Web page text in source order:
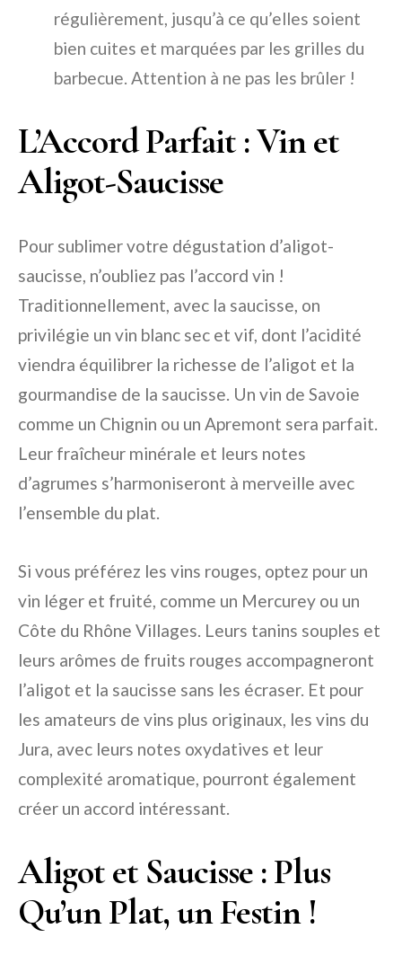
régulièrement, jusqu’à ce qu’elles soient
bien cuites et marquées par les grilles du
barbecue. Attention à ne pas les brûler !
L’Accord Parfait : Vin et
Aligot-Saucisse
Pour sublimer votre dégustation d’aligot-
saucisse, n’oubliez pas l’accord vin !
Traditionnellement, avec la saucisse, on
privilégie un vin blanc sec et vif, dont l’acidité
viendra équilibrer la richesse de l’aligot et la
gourmandise de la saucisse. Un vin de Savoie
comme un Chignin ou un Apremont sera parfait.
Leur fraîcheur minérale et leurs notes
d’agrumes s’harmoniseront à merveille avec
l’ensemble du plat.
Si vous préférez les vins rouges, optez pour un
vin léger et fruité, comme un Mercurey ou un
Côte du Rhône Villages. Leurs tanins souples et
leurs arômes de fruits rouges accompagneront
l’aligot et la saucisse sans les écraser. Et pour
les amateurs de vins plus originaux, les vins du
Jura, avec leurs notes oxydatives et leur
complexité aromatique, pourront également
créer un accord intéressant.
Aligot et Saucisse : Plus
Qu’un Plat, un Festin !